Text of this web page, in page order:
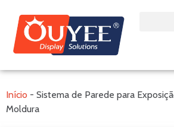
Início - Sistema de Parede para
Moldura